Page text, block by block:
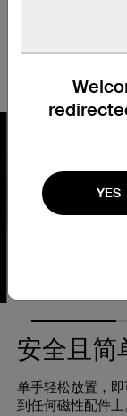
YES
置，享受更佳的
质，可有效防止
时，轻微凸起的
安全且简
单手轻松放置，
到任何磁性配件上